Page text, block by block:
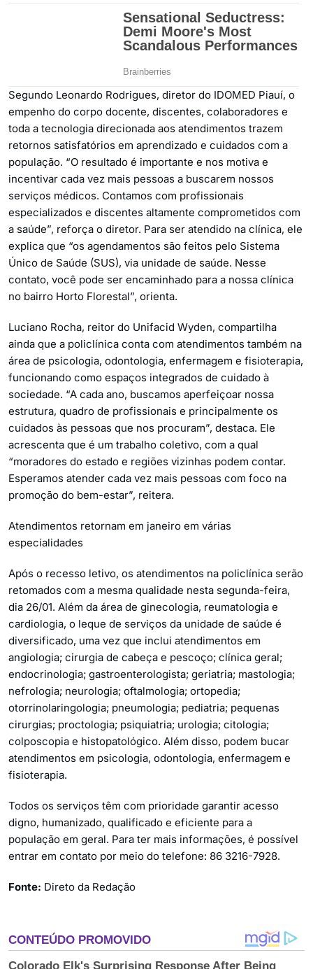
Segundo Leonardo Rodrigues, diretor do IDOMED Piauí, o
empenho do corpo docente, discentes, colaboradores e
toda a tecnologia direcionada aos atendimentos trazem
retornos satisfatórios em aprendizado e cuidados com a
população. “O resultado é importante e nos motiva e
incentivar cada vez mais pessoas a buscarem nossos
serviços médicos. Contamos com profissionais
especializados e discentes altamente comprometidos com
a saúde”, reforça o diretor. Para ser atendido na clínica, ele
explica que “os agendamentos são feitos pelo Sistema
Único de Saúde (SUS), via unidade de saúde. Nesse
contato, você pode ser encaminhado para a nossa clínica
no bairro Horto Florestal”, orienta.
Luciano Rocha, reitor do Unifacid Wyden, compartilha
ainda que a policlínica conta com atendimentos também na
área de psicologia, odontologia, enfermagem e fisioterapia,
funcionando como espaços integrados de cuidado à
sociedade. “A cada ano, buscamos aperfeiçoar nossa
estrutura, quadro de profissionais e principalmente os
cuidados às pessoas que nos procuram”, destaca. Ele
acrescenta que é um trabalho coletivo, com a qual
“moradores do estado e regiões vizinhas podem contar.
Esperamos atender cada vez mais pessoas com foco na
promoção do bem-estar”, reitera.
Atendimentos retornam em janeiro em várias
especialidades
Após o recesso letivo, os atendimentos na policlínica serão
retomados com a mesma qualidade nesta segunda-feira,
dia 26/01. Além da área de ginecologia, reumatologia e
cardiologia, o leque de serviços da unidade de saúde é
diversificado, uma vez que inclui atendimentos em
angiologia; cirurgia de cabeça e pescoço; clínica geral;
endocrinologia; gastroenterologista; geriatria; mastologia;
nefrologia; neurologia; oftalmologia; ortopedia;
otorrinolaringologia; pneumologia; pediatria; pequenas
cirurgias; proctologia; psiquiatria; urologia; citologia;
colposcopia e histopatológico. Além disso, podem bucar
atendimentos em psicologia, odontologia, enfermagem e
fisioterapia.
Todos os serviços têm com prioridade garantir acesso
digno, humanizado, qualificado e eficiente para a
população em geral. Para ter mais informações, é possível
entrar em contato por meio do telefone: 86 3216-7928.
Fonte: Direto da Redação